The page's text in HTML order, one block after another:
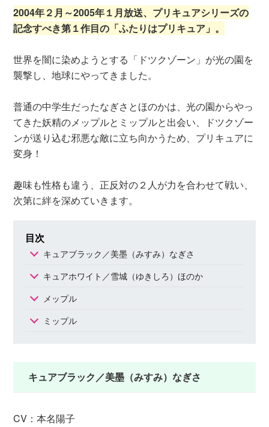
2004年２月～2005年１月放送、プリキュアシリーズの
記念すべき第１作目の「ふたりはプリキュア」。
世界を闇に染めようとする「ドツクゾーン」が光の園を
襲撃し、地球にやってきました。
普通の中学生だったなぎさとほのかは、光の園からやっ
てきた妖精のメップルとミップルと出会い、ドツクゾー
ンが送り込む邪悪な敵に立ち向かうため、プリキュアに
変身！
趣味も性格も違う、正反対の２人が力を合わせて戦い、
次第に絆を深めていきます。
目次
キュアブラック／美墨（みすみ）なぎさ
キュアホワイト／雪城（ゆきしろ）ほのか
メップル
ミップル
キュアブラック／美墨（みすみ）なぎさ
CV：本名陽子